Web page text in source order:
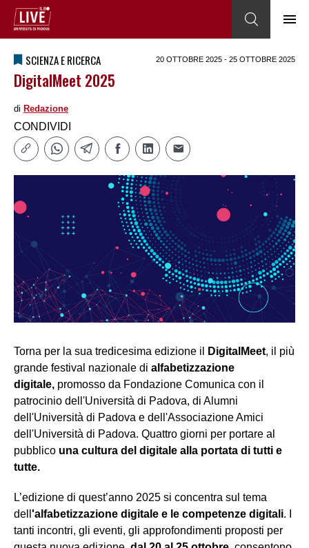
SCIENZA E RICERCA 20 OTTOBRE 2025 - 25 OTTOBRE 2025
DigitalMeet 2025
di Redazione
CONDIVIDI
Torna per la sua tredicesima edizione il DigitalMeet, il più
grande festival nazionale di alfabetizzazione
digitale, promosso da Fondazione Comunica con il
patrocinio dell'Università di Padova, di Alumni
dell'Università di Padova e dell'Associazione Amici
dell'Università di Padova. Quattro giorni per portare al
pubblico una cultura del digitale alla portata di tutti e
tutte.
L’edizione di quest’anno 2025 si concentra sul tema
dell 'alfabetizzazione digitale e le competenze digitali. I
tanti incontri, gli eventi, gli approfondimenti proposti per